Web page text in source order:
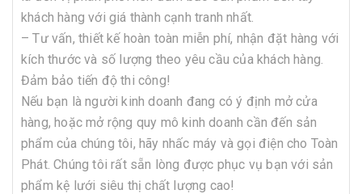
khách hàng với giá thành cạnh tranh nhất.
– Tư vấn, thiết kế hoàn toàn miễn phí, nhận đặt hàng với
kích thước và số lượng theo yêu cầu của khách hàng.
Đảm bảo tiến độ thi công!
Nếu bạn là người kinh doanh đang có ý định mở cửa
hàng, hoặc mở rộng quy mô kinh doanh cần đến sản
phẩm của chúng tôi, hãy nhấc máy và gọi điện cho Toàn
Phát. Chúng tôi rất sẵn lòng được phục vụ bạn với sản
phẩm kệ lưới siêu thị chất lượng cao!